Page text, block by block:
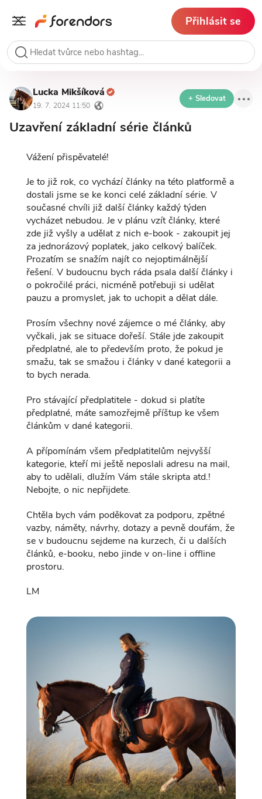
Přihlásit se
Lucka Mikšíková
19. 7. 2024 11:50
+ Sledovat
Uzavření základní série článků
Vážení přispěvatelé!
Je to již rok, co vychází články na této platformě a
dostali jsme se ke konci celé základní série. V
současné chvíli již další články každý týden
vycházet nebudou. Je v plánu vzít články, které
zde již vyšly a udělat z nich e-book - zakoupit jej
za jednorázový poplatek, jako celkový balíček.
Prozatím se snažím najít co nejoptimálnější
řešení. V budoucnu bych ráda psala další články i
o pokročilé práci, nicméně potřebuji si udělat
pauzu a promyslet, jak to uchopit a dělat dále.
Prosím všechny nové zájemce o mé články, aby
vyčkali, jak se situace dořeší. Stále jde zakoupit
předplatné, ale to především proto, že pokud je
smažu, tak se smažou i články v dané kategorii a
to bych nerada.
Pro stávající předplatitele - dokud si platíte
předplatné, máte samozřejmě příštup ke všem
článkům v dané kategorii.
A přípomínám všem předplatitelům nejvyšší
kategorie, kteří mi ještě neposlali adresu na mail,
aby to udělali, dlužím Vám stále skripta atd.!
Nebojte, o nic nepřijdete.
Chtěla bych vám poděkovat za podporu, zpětné
vazby, náměty, návrhy, dotazy a pevně doufám, že
se v budoucnu sejdeme na kurzech, či u dalších
článků, e-booku, nebo jinde v on-line i offline
prostoru.
LM